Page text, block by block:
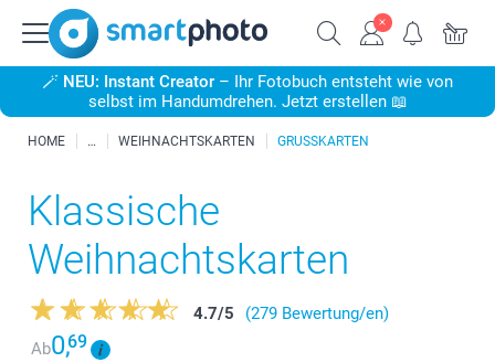
🪄 NEU: Instant Creator – Ihr Fotobuch entsteht wie von
selbst im Handumdrehen. Jetzt erstellen 📖
HOME WEIHNACHTSKARTEN GRUSSKARTEN
Klassische
Weihnachtskarten
4.7/5
(279 Bewertung/en)
Ab0,69